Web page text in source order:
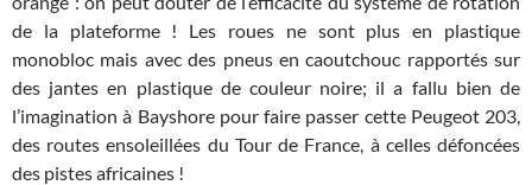
de la plateforme ! Les roues ne sont plus en plastique
monobloc mais avec des pneus en caoutchouc rapportés sur
des jantes en plastique de couleur noire; il a fallu bien de
l’imagination à Bayshore pour faire passer cette Peugeot 203,
des routes ensoleillées du Tour de France, à celles défoncées
des pistes africaines !